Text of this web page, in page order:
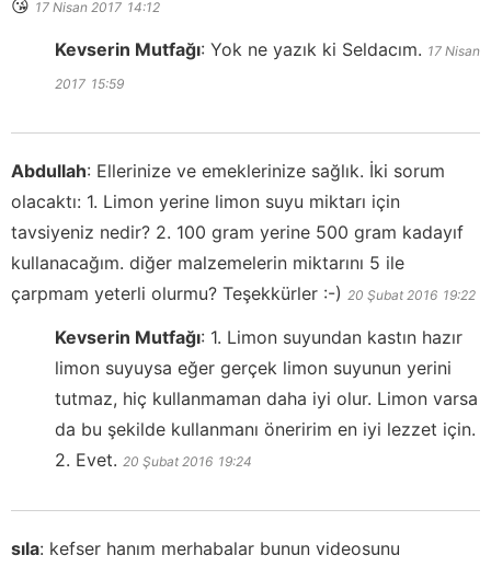
😘 17 Nisan 2017 14:12
Kevserin Mutfağı: Yok ne yazık ki Seldacım. 17 Nisan
2017 15:59
Abdullah: Ellerinize ve emeklerinize sağlık. İki sorum
olacaktı: 1. Limon yerine limon suyu miktarı için
tavsiyeniz nedir? 2. 100 gram yerine 500 gram kadayıf
kullanacağım. diğer malzemelerin miktarını 5 ile
çarpmam yeterli olurmu? Teşekkürler :-) 20 Şubat 2016 19:22
Kevserin Mutfağı: 1. Limon suyundan kastın hazır
limon suyuysa eğer gerçek limon suyunun yerini
tutmaz, hiç kullanmaman daha iyi olur. Limon varsa
da bu şekilde kullanmanı öneririm en iyi lezzet için.
2. Evet. 20 Şubat 2016 19:24
sıla: kefser hanım merhabalar bunun videosunu